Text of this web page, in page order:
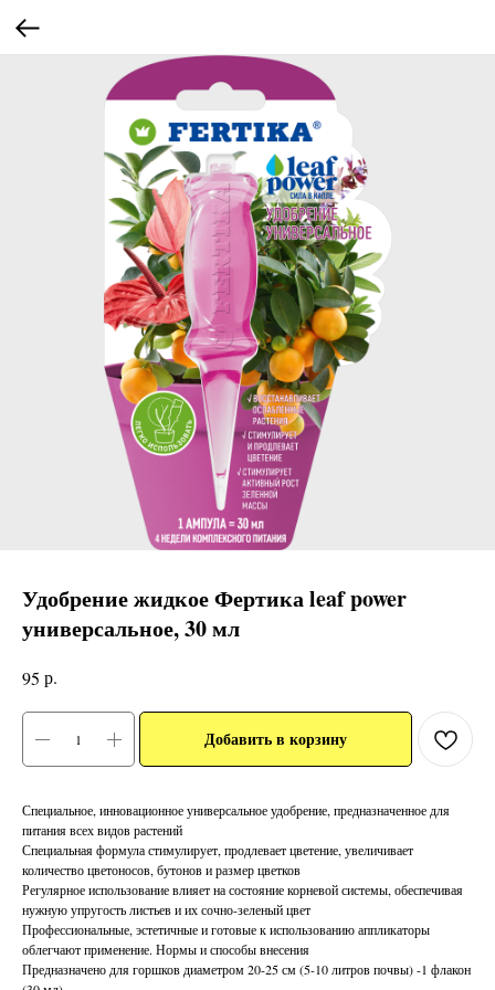
Удобрение жидкое Фертика leaf power
универсальное, 30 мл
95 р.
Добавить в корзину
Специальное, инновационное универсальное удобрение, предназначенное для
питания всех видов растений
Специальная формула стимулирует, продлевает цветение, увеличивает
количество цветоносов, бутонов и размер цветков
Регулярное использование влияет на состояние корневой системы, обеспечивая
нужную упругость листьев и их сочно-зеленый цвет
Профессиональные, эстетичные и готовые к использованию аппликаторы
облегчают применение. Нормы и способы внесения
Предназначено для горшков диаметром 20-25 см (5-10 литров почвы) -1 флакон